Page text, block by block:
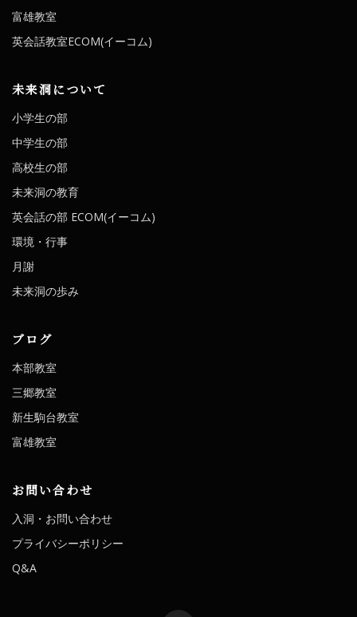
富雄教室
英会話教室ECOM(イーコム)
未来洞について
小学生の部
中学生の部
高校生の部
未来洞の教育
英会話の部 ECOM(イーコム)
環境・行事
月謝
未来洞の歩み
ブログ
本部教室
三郷教室
新生駒台教室
富雄教室
お問い合わせ
入洞・お問い合わせ
プライバシーポリシー
Q&A